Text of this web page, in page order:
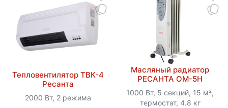
Тепловентилятор ТВК-4
Ресанта
2000 Вт, 2 режима
Масляный радиатор
РЕСАНТА ОМ-5Н
1000 Вт, 5 секций, 15 м²,
термостат, 4.8 кг